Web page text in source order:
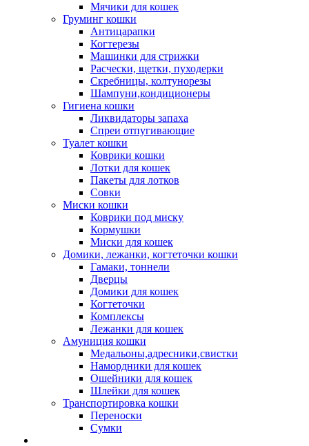
Мячики для кошек
Груминг кошки
Антицарапки
Когтерезы
Машинки для стрижки
Расчески, щетки, пуходерки
Скребницы, колтунорезы
Шампуни,кондиционеры
Гигиена кошки
Ликвидаторы запаха
Спреи отпугивающие
Туалет кошки
Коврики кошки
Лотки для кошек
Пакеты для лотков
Совки
Миски кошки
Коврики под миску
Кормушки
Миски для кошек
Домики, лежанки, когтеточки кошки
Гамаки, тоннели
Дверцы
Домики для кошек
Когтеточки
Комплексы
Лежанки для кошек
Амуниция кошки
Медальоны,адресники,свистки
Намордники для кошек
Ошейники для кошек
Шлейки для кошек
Транспортировка кошки
Переноски
Сумки